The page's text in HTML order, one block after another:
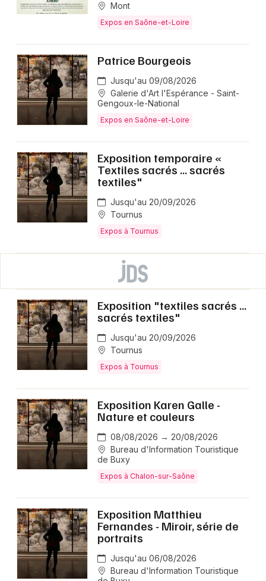
Mont
Expos en Saône-et-Loire
Patrice Bourgeois
Jusqu'au 09/08/2026
Galerie d'Art l'Espérance - Saint-
Gengoux-le-National
Expos en Saône-et-Loire
Exposition temporaire «
Textiles sacrés ... sacrés
textiles"
Jusqu'au 20/09/2026
Tournus
Expos à Tournus
Exposition "textiles sacrés ...
sacrés textiles"
Jusqu'au 20/09/2026
Tournus
Expos à Tournus
Exposition Karen Galle -
Nature et couleurs
08/08/2026 → 20/08/2026
Bureau d'Information Touristique
de Buxy
Expos à Chalon-sur-Saône
Exposition Matthieu
Fernandes - Miroir, série de
portraits
Jusqu'au 06/08/2026
Bureau d'Information Touristique